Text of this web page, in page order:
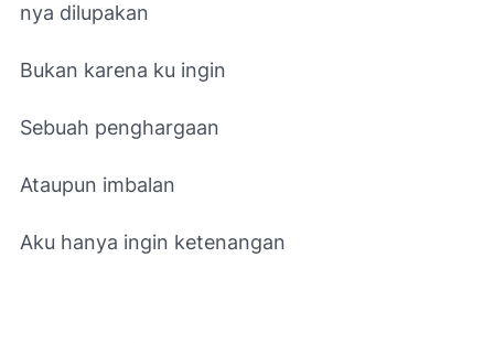
nya dilupakan
Bukan karena ku ingin
Sebuah penghargaan
Ataupun imbalan
Aku hanya ingin ketenangan